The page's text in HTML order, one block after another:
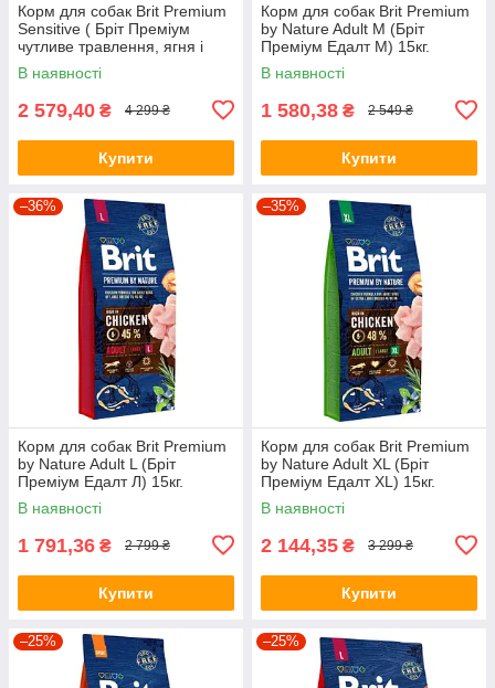
Корм для собак Brit Premium
Sensitive ( Бріт Преміум
чутливе травлення, ягня і
рис) 15кг.
В наявності
2 579,40 ₴ 4 299 ₴
Купити
Корм для собак Brit Premium
by Nature Adult М (Бріт
Преміум Едалт М) 15кг.
В наявності
1 580,38 ₴ 2 549 ₴
Купити
–36%
Корм для собак Brit Premium
by Nature Adult L (Бріт
Преміум Едалт Л) 15кг.
В наявності
1 791,36 ₴ 2 799 ₴
Купити
–35%
Корм для собак Brit Premium
by Nature Adult XL (Бріт
Преміум Едалт XL) 15кг.
В наявності
2 144,35 ₴ 3 299 ₴
Купити
–25% –25%